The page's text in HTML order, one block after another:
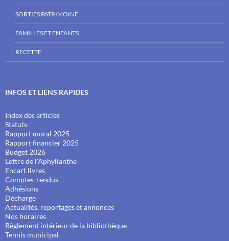
SORTIES PATRIMOINE
FAMILLES ET ENFANTS
RECETTE
INFOS ET LIENS RAPIDES
Index des articles
Statuts
Rapport moral 2025
Rapport financier 2025
Budget 2026
Lettre de l'Aphyllanthe
Encart livres
Comptes-rendus
Adhésions
Décharge
Actualités, reportages et annonces
Nos horaires
Règlement intérieur de la bibliothèque
Tennis municipal